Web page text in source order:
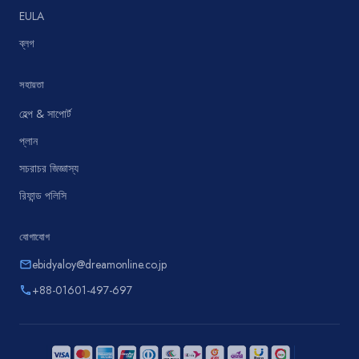
EULA
ব্লগ
সহায়তা
হেল্প & সাপোর্ট
প্লান
সচরাচর জিজ্ঞাস্য
রিফান্ড পলিসি
যোগাযোগ
emailebidyaloy@dreamonline.co.jp
phone+88-01601-497-697